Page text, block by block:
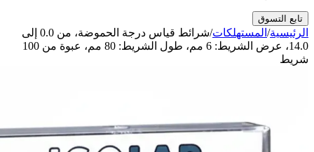
تابع التسوق
الرئيسية/المستهلكات/
شرائط قياس درجة الحموضة، من 0.0 إلى
14.0، عرض الشريط: 6 مم، طول الشريط: 80 مم، عبوة من 100
شريط